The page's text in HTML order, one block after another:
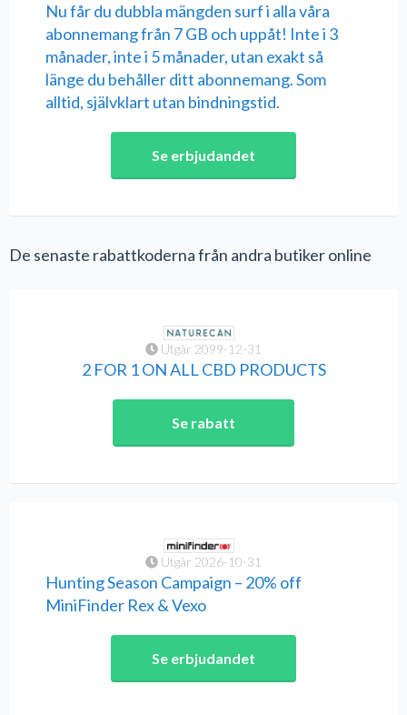
Nu får du dubbla mängden surf i alla våra
abonnemang från 7 GB och uppåt! Inte i 3
månader, inte i 5 månader, utan exakt så
länge du behåller ditt abonnemang. Som
alltid, självklart utan bindningstid.
Se erbjudandet
De senaste rabattkoderna från andra butiker online
Utgår 2099-12-31
2 FOR 1 ON ALL CBD PRODUCTS
Se rabatt
Utgår 2026-10-31
Hunting Season Campaign – 20% off
MiniFinder Rex & Vexo
Se erbjudandet